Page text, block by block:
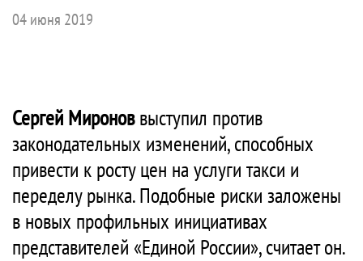
04 июня 2019
Сергей Мироноввыступил против
законодательных изменений, способных
привести к росту цен на услуги такси и
переделу рынка. Подобные риски заложены
в новых профильных инициативах
представителей «Единой России», считает он.